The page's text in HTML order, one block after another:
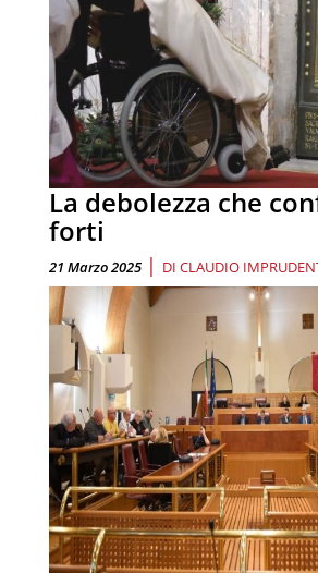
La debolezza che
forti
21 Marzo 2025 | DI CLAUDIO